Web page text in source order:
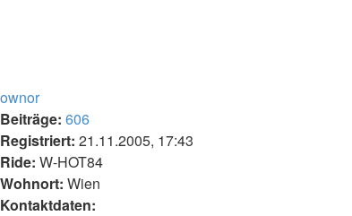
ownor
Beiträge: 606
Registriert: 21.11.2005, 17:43
Ride: W-HOT84
Wohnort: Wien
Kontaktdaten: